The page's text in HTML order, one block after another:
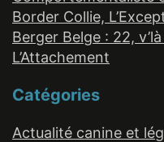
Border Collie,
Berger Belge : 22,
L’Attachement
Catégories
Actualité canine et